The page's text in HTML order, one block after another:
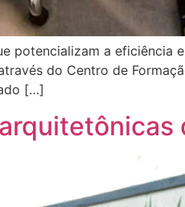
potencializam a eficiência
do Centro de
[…]